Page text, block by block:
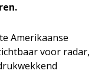
Amerikaanse
voor radar,